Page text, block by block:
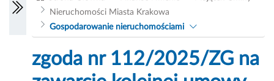
Nieruchomości Miasta Krakowa
Gospodarowanie nieruchomościami
zgoda nr 112/2025/ZG na